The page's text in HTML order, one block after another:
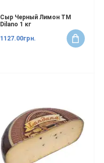
Сыр Черный Лимон ТМ
Dilano 1 кг
1127.00грн.